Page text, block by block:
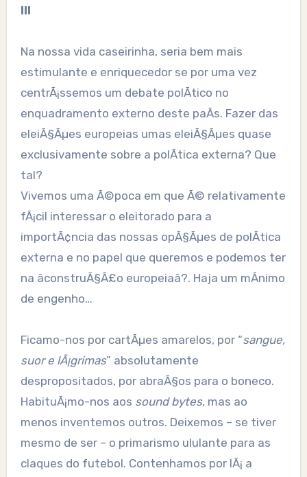
III
Na nossa vida caseirinha, seria bem mais
estimulante e enriquecedor se por uma vez
centrÃ¡ssemos um debate polÃ­tico no
enquadramento externo deste paÃ­s. Fazer das
eleiÃ§Ãµes europeias umas eleiÃ§Ãµes quase
exclusivamente sobre a polÃ­tica externa? Que
tal?
Vivemos uma Ã©poca em que Ã© relativamente
fÃ¡cil interessar o eleitorado para a
importÃ¢ncia das nossas opÃ§Ãµes de polÃ­tica
externa e no papel que queremos e podemos ter
na âconstruÃ§Ã£o europeiaâ?. Haja um mÃ­nimo
de engenho…
Ficamo-nos por cartÃµes amarelos, por “sangue,
suor e lÃ¡grimas” absolutamente
despropositados, por abraÃ§os para o boneco.
HabituÃ¡mo-nos aos sound bytes, mas ao
menos inventemos outros. Deixemos – se tiver
mesmo de ser – o primarismo ululante para as
claques do futebol. Contenhamos por lÃ¡ a